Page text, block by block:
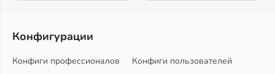
Конфигурации
Конфиги профессионалов
Конфиги пользователей